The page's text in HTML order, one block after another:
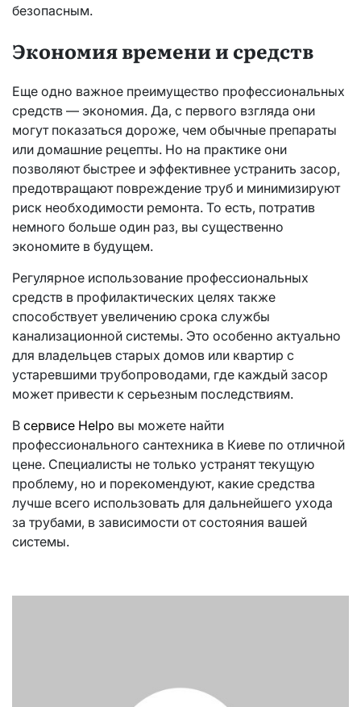
безопасным.
Экономия времени и средств
Еще одно важное преимущество профессиональных
средств — экономия. Да, с первого взгляда они
могут показаться дороже, чем обычные препараты
или домашние рецепты. Но на практике они
позволяют быстрее и эффективнее устранить засор,
предотвращают повреждение труб и минимизируют
риск необходимости ремонта. То есть, потратив
немного больше один раз, вы существенно
экономите в будущем.
Регулярное использование профессиональных
средств в профилактических целях также
способствует увеличению срока службы
канализационной системы. Это особенно актуально
для владельцев старых домов или квартир с
устаревшими трубопроводами, где каждый засор
может привести к серьезным последствиям.
В сервисе Helpo вы можете найти
профессионального сантехника в Киеве по отличной
цене. Специалисты не только устранят текущую
проблему, но и порекомендуют, какие средства
лучше всего использовать для дальнейшего ухода
за трубами, в зависимости от состояния вашей
системы.